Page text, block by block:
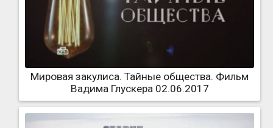
Мировая закулиса. Тайные общества. Фильм
Вадима Глускера 02.06.2017